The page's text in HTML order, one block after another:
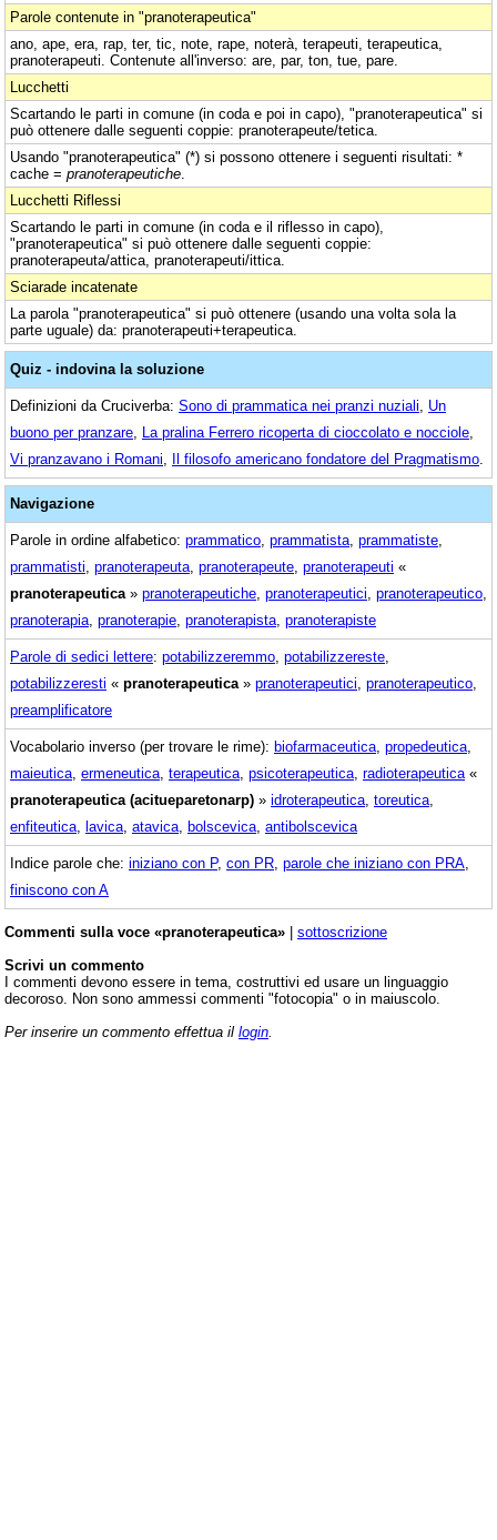
Parole contenute in "pranoterapeutica"
ano, ape, era, rap, ter, tic, note, rape, noterà, terapeuti, terapeutica,
pranoterapeuti. Contenute all'inverso: are, par, ton, tue, pare.
Lucchetti
Scartando le parti in comune (in coda e poi in capo), "pranoterapeutica" si
può ottenere dalle seguenti coppie: pranoterapeute/tetica.
Usando "pranoterapeutica" (*) si possono ottenere i seguenti risultati: *
cache = pranoterapeutiche
Lucchetti Riflessi
Scartando le parti in comune (in coda e il riflesso in capo),
"pranoterapeutica" si può ottenere dalle seguenti coppie:
pranoterapeuta/attica, pranoterapeuti/ittica.
Sciarade incatenate
La parola "pranoterapeutica" si può ottenere (usando una volta sola la
parte uguale) da: pranoterapeuti+terapeutica.
Quiz - indovina la soluzione
Definizioni da Cruciverba: Sono di prammatica nei pranzi nuziali
Un
buono per pranzare La pralina Ferrero ricoperta di cioccolato e nocciole
Vi pranzavano i Romani
Il filosofo americano fondatore del Pragmatismo
Navigazione
Parole in ordine alfabetico: prammatico prammatista prammatiste
prammatisti pranoterapeuta pranoterapeute pranoterapeuti «
pranoterapeutica » pranoterapeutiche pranoterapeutici pranoterapeutico
pranoterapia pranoterapie pranoterapista pranoterapiste
Parole di sedici lettere: potabilizzeremmo potabilizzereste
potabilizzeresti « pranoterapeutica » pranoterapeutici pranoterapeutico
preamplificatore
Vocabolario inverso (per trovare le rime): biofarmaceutica propedeutica
maieutica ermeneutica terapeutica psicoterapeutica radioterapeutica «
pranoterapeutica (acitueparetonarp) » idroterapeutica toreutica
enfiteutica lavica atavica bolscevica antibolscevica
Indice parole che: iniziano con P, con PR parole che iniziano con PRA
finiscono con A
Commenti sulla voce «pranoterapeutica» | sottoscrizione
Scrivi un commento
I commenti devono essere in tema, costruttivi ed usare un linguaggio
decoroso. Non sono ammessi commenti "fotocopia" o in maiuscolo.
Per inserire un commento effettua il login